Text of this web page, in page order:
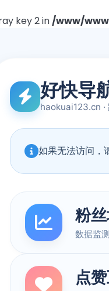
key 2 in/www/